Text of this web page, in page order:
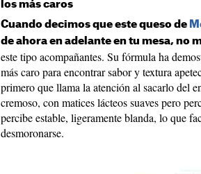
los más caros
Cuando decimos que este queso de
de ahora en adelante en tu mesa, no
este tipo acompañantes. Su fórmula ha
más caro para encontrar sabor y textura
primero que llama la atención al sacarlo del
cremoso, con matices lácteos suaves pero
percibe estable, ligeramente blanda, lo que
desmoronarse.